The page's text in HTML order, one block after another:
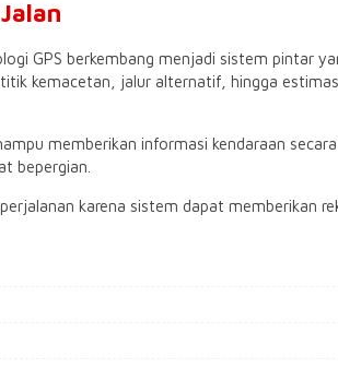
GPS berkembang menjadi sistem pintar
kemacetan, jalur alternatif, hingga
memberikan informasi kendaraan
bepergian.
karena sistem dapat memberikan